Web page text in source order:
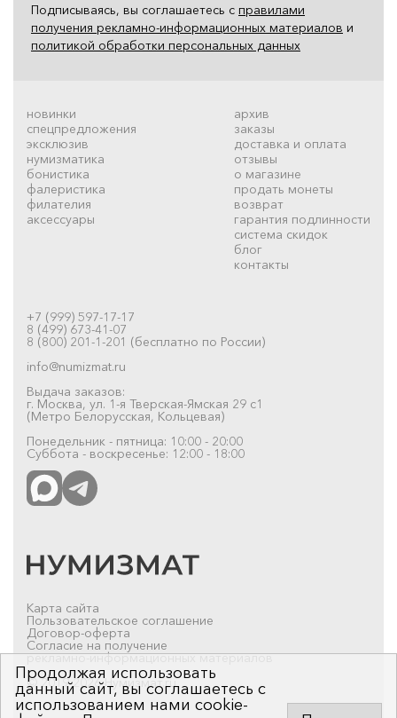
Подписываясь, вы соглашаетесь с правилами
получения рекламно-информационных материалов и
политикой обработки персональных данных
новинки
спецпредложения
эксклюзив
нумизматика
бонистика
фалеристика
филателия
аксессуары
архив
заказы
доставка и оплата
отзывы
о магазине
продать монеты
возврат
гарантия подлинности
система скидок
блог
контакты
+7 (999) 597-17-17
8 (499) 673-41-07
8 (800) 201-1-201 (бесплатно по России)
info@numizmat.ru
Выдача заказов:
г. Москва, ул. 1-я Тверская-Ямская 29 с1
(Метро Белорусская, Кольцевая)
Понедельник - пятница: 10:00 - 20:00
Суббота - воскресенье: 12:00 - 18:00
Карта сайта
Пользовательское соглашение
Договор-оферта
Согласие на получение
рекламно-информационных материалов
© 2019-2026 Нумизмат.ru
Продолжая использовать
данный сайт, вы соглашаетесь с
использованием нами cookie-